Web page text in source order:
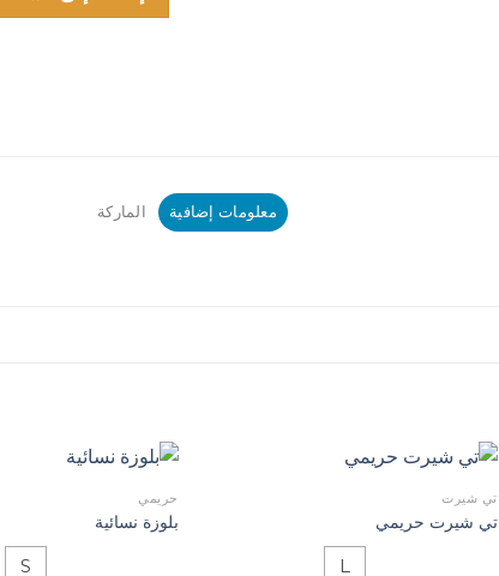
معلومات إضافية الماركة
تي شيرت
تي شيرت حريمي
L
حريمي
بلوزة نسائية
S